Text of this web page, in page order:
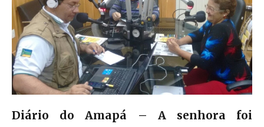
Diário do Amapá – A senhora foi